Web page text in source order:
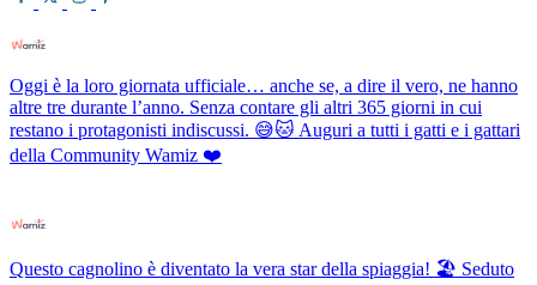
Oggi è la loro giornata ufficiale… anche se, a dire il vero, ne hanno
altre tre durante l’anno. Senza contare gli altri 365 giorni in cui
restano i protagonisti indiscussi. 😅🐱 Auguri a tutti i gatti e i gattari
della Community Wamiz ❤️
Questo cagnolino è diventato la vera star della spiaggia! 🏖️ Seduto